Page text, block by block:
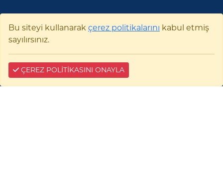
Bu siteyi kullanarak çerez politikalarını kabul etmiş
sayılırsınız.
ÇEREZ POLİTİKASINI ONAYLA